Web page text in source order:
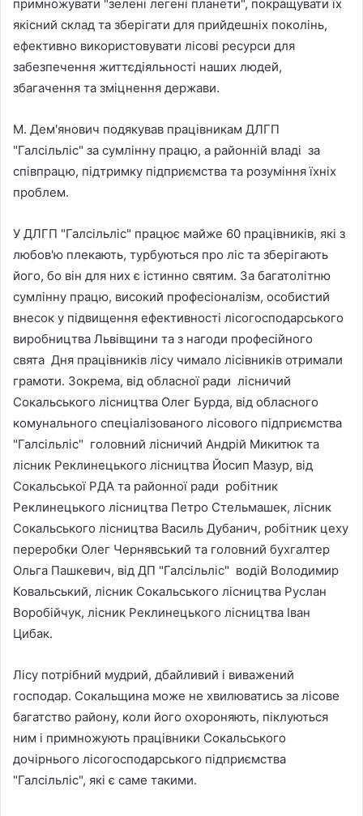
примножувати "зелені легені планети", покращувати їх
якісний склад та зберігати для прийдешніх поколінь,
ефективно використовувати лісові ресурси для
забезпечення життєдіяльності наших людей,
збагачення та зміцнення держави.
М. Дем'янович подякував працівникам ДЛГП
"Галсільліс" за сумлінну працю, а районній владі за
співпрацю, підтримку підприємства та розуміння їхніх
проблем.
У ДЛГП "Галсільліс" працює майже 60 працівників, які з
любов'ю плекають, турбуються про ліс та зберігають
його, бо він для них є істинно святим. За багатолітню
сумлінну працю, високий професіоналізм, особистий
внесок у підвищення ефективності лісогосподарського
виробництва Львівщини та з нагоди професійного
свята Дня працівників лісу чимало лісівників отримали
грамоти. Зокрема, від обласної ради лісничий
Сокальського лісництва Олег Бурда, від обласного
комунального спеціалізованого лісового підприємства
"Галсільліс" головний лісничий Андрій Микитюк та
лісник Реклинецького лісництва Йосип Мазур, від
Сокальської РДА та районної ради робітник
Реклинецького лісництва Петро Стельмашек, лісник
Сокальського лісництва Василь Дубанич, робітник цеху
переробки Олег Чернявський та головний бухгалтер
Ольга Пашкевич, від ДП "Галсільліс" водій Володимир
Ковальський, лісник Сокальського лісництва Руслан
Воробійчук, лісник Реклинецького лісництва Іван
Цибак.
Лісу потрібний мудрий, дбайливий і виважений
господар. Сокальщина може не хвилюватись за лісове
багатство району, коли його охороняють, піклуються
ним і примножують працівники Сокальського
дочірнього лісогосподарського підприємства
"Галсільліс", які є саме такими.